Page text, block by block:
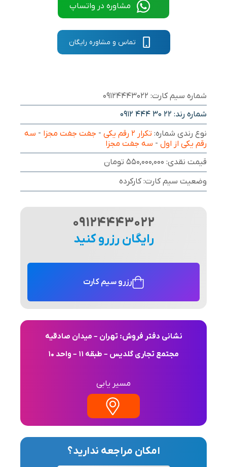
مشاوره در واتساپ
تماس و مشاوره رایگان
شماره سیم کارت: 09124443022
شماره رند: 0912 444 30 22
نوع رندی شماره: تکرار ۲ رقم یکی - جفت جفت مجزا - سه
رقم یکی از اول - سه جفت مجزا
قیمت نقدی: 550,000,000 تومان
وضعیت سیم کارت: کارکرده
09124443022
رایگان رزرو کنید
رزرو سیم کارت
نشانی دفتر فروش: تهران – میدان صادقیه
مجتمع تجاری گلدیس – طبقه 11 – واحد 10
مسیر یابی
امکان مراجعه ندارید؟